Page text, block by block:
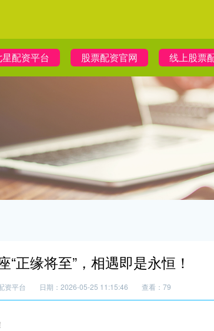
配资平台 股票配资官网 线上股票
正缘将至”，相遇即是永恒！
资平台 日期：2026-05-25 11:15:46 查看：79